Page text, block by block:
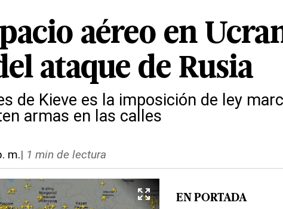
aéreo en
ataque de Rusia
de Kieve es la imposición de ley
armas en las calles
m.| 1 min de lectura
EN PORTADA